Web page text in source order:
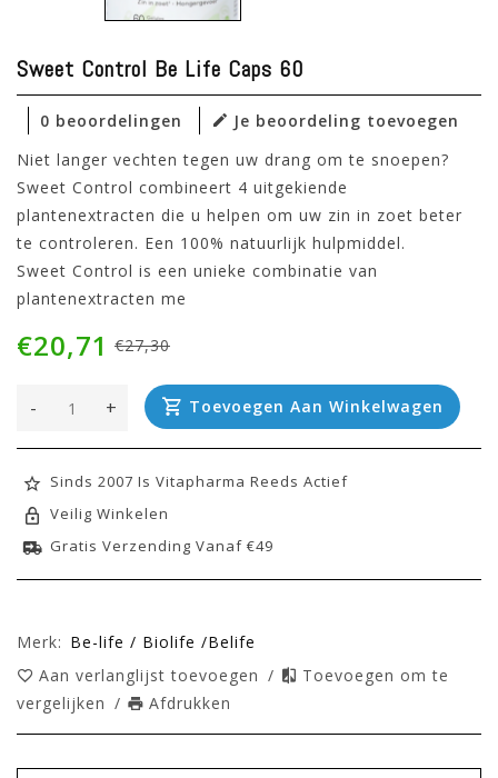
Sweet Control Be Life Caps 60
0 beoordelingen
Je beoordeling toevoegen
Niet langer vechten tegen uw drang om te snoepen?
Sweet Control combineert 4 uitgekiende
plantenextracten die u helpen om uw zin in zoet beter
te controleren. Een 100% natuurlijk hulpmiddel.
Sweet Control is een unieke combinatie van
plantenextracten me
€27,30
€20,71
+
- Toevoegen Aan Winkelwagen
Sinds 2007 Is Vitapharma Reeds Actief
Veilig Winkelen
Gratis Verzending Vanaf €49
Merk: Be-life / Biolife /Belife
Aan verlanglijst toevoegen /
Toevoegen om te
vergelijken / Afdrukken